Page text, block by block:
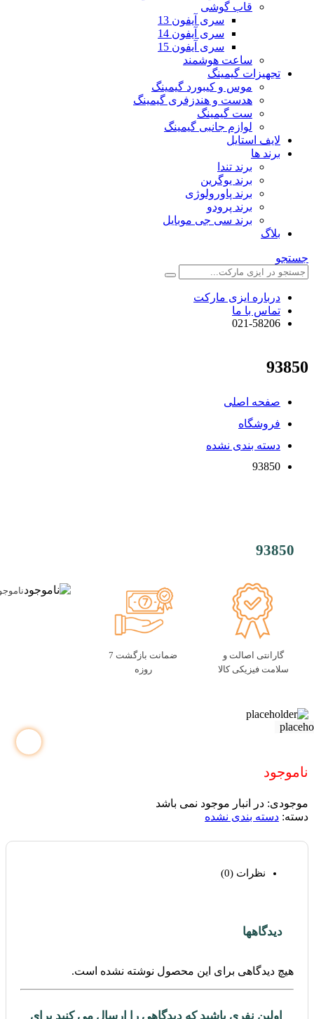
قاب گوشی
سری آیفون 13
سری آیفون 14
سری آیفون 15
ساعت هوشمند
تجهیزات گیمینگ
موس و کیبورد گیمینگ
هدست و هندزفری گیمینگ
ست گیمینگ
لوازم جانبی گیمینگ
لایف استایل
برند ها
برند تندا
برند یوگرین
برند پاورولوژی
برند پرودو
برند سی جی موبایل
بلاگ
جستجو
درباره ایزی مارکت
تماس با ما
021-58206
93850
صفحه اصلی
فروشگاه
دسته بندی نشده
93850
93850
گارانتی اصالت و
سلامت فیزیکی کالا
ضمانت بازگشت 7
روزه
ناموجود
موجودی: در انبار موجود نمی باشد
دسته: دسته بندی نشده
نظرات (0)
دیدگاهها
هیچ دیدگاهی برای این محصول نوشته نشده است.
اولین نفری باشید که دیدگاهی را ارسال می کنید برای